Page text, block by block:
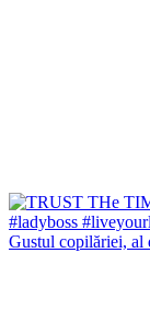
Gustul copilăriei, al